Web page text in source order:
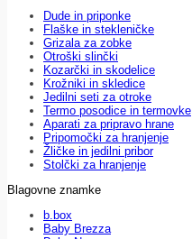
Dude in priponke
Flaške in stekleničke
Grizala za zobke
Otroški slinčki
Kozarčki in skodelice
Krožniki in skledice
Jedilni seti za otroke
Termo posodice in termovke
Aparati za pripravo hrane
Pripomočki za hranjenje
Žličke in jedilni pribor
Stolčki za hranjenje
Blagovne znamke
b.box
Baby Brezza